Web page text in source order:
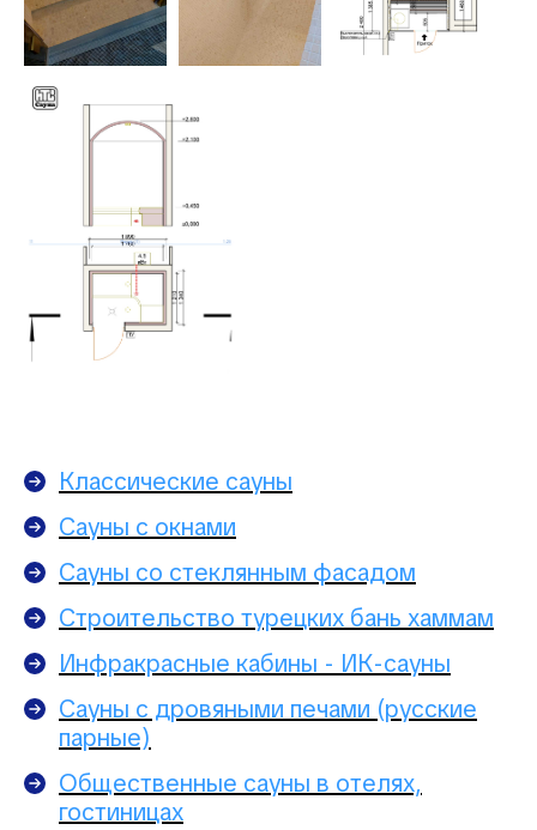
Классические сауны
Сауны с окнами
Сауны со стеклянным фасадом
Строительство турецких бань хаммам
Инфракрасные кабины - ИК-сауны
Сауны с дровяными печами (русские
парные)
Общественные сауны в отелях,
гостиницах